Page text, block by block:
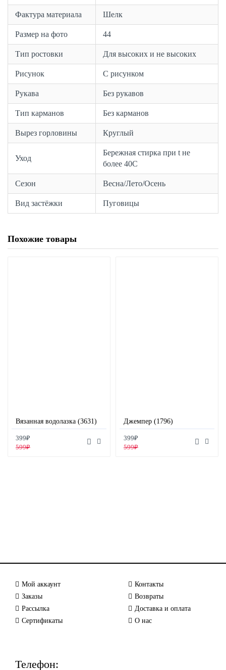
Фактура материала Шелк
Размер на фото 44
Тип ростовки Для высоких и не высоких
Рисунок С рисунком
Рукава Без рукавов
Тип карманов Без карманов
Вырез горловины Круглый
Уход
Бережная стирка при t не
более 40С
Сезон Весна/Лето/Осень
Вид застёжки Пуговицы
Похожие товары
Вязанная водолазка (3631)
399₽
599₽
Джемпер (1796)
399₽
599₽
Мой аккаунт
Заказы
Рассылка
Сертификаты
Контакты
Возвраты
Доставка и оплата
О нас
Телефон: